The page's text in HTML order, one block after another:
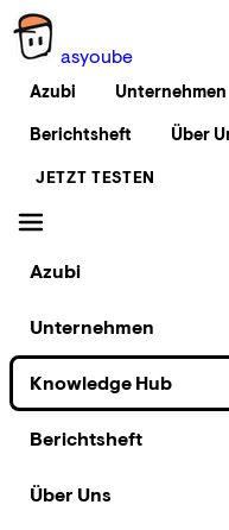
asyoube
Azubi Unternehmen
Berichtsheft
Über
JETZT TESTEN
Azubi
Unternehmen
Knowledge Hub
Berichtsheft
Über Uns